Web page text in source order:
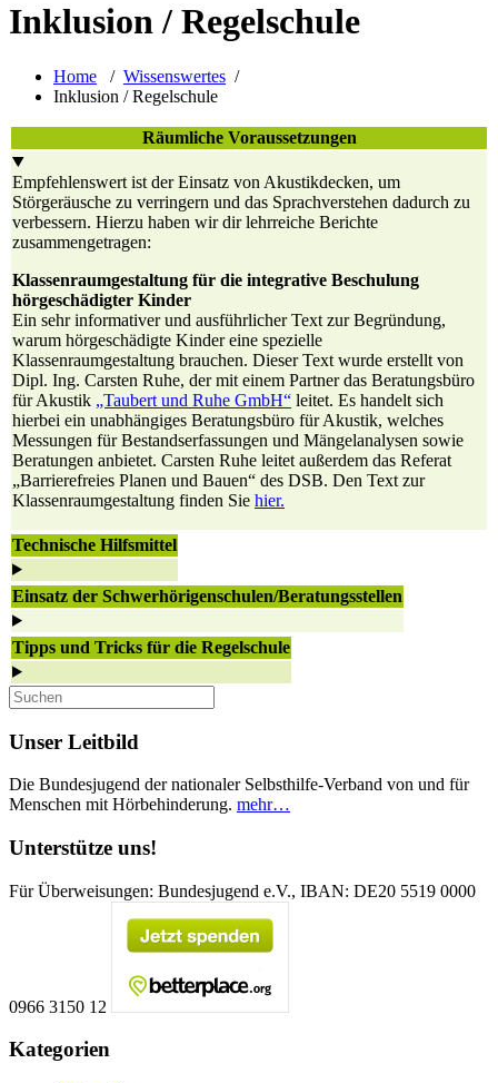
Inklusion / Regelschule
Home / Wissenswertes /
Inklusion / Regelschule
Räumliche Voraussetzungen
Empfehlenswert ist der Einsatz von Akustikdecken, um
Störgeräusche zu verringern und das Sprachverstehen dadurch zu
verbessern. Hierzu haben wir dir lehrreiche Berichte
zusammengetragen:
Klassenraumgestaltung für die integrative Beschulung
hörgeschädigter Kinder
Ein sehr informativer und ausführlicher Text zur Begründung,
warum hörgeschädigte Kinder eine spezielle
Klassenraumgestaltung brauchen. Dieser Text wurde erstellt von
Dipl. Ing. Carsten Ruhe, der mit einem Partner das Beratungsbüro
für Akustik „Taubert und Ruhe GmbH“ leitet. Es handelt sich
hierbei ein unabhängiges Beratungsbüro für Akustik, welches
Messungen für Bestandserfassungen und Mängelanalysen sowie
Beratungen anbietet. Carsten Ruhe leitet außerdem das Referat
„Barrierefreies Planen und Bauen“ des DSB. Den Text zur
Klassenraumgestaltung finden Sie hier.
Technische Hilfsmittel
Einsatz der Schwerhörigenschulen/Beratungsstellen
Tipps und Tricks für die Regelschule
Unser Leitbild
Die Bundesjugend der nationaler Selbsthilfe-Verband von und für
Menschen mit Hörbehinderung. mehr…
Unterstütze uns!
Für Überweisungen: Bundesjugend e.V., IBAN: DE20 5519 0000
0966 3150 12
Kategorien